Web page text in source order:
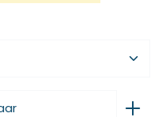
gewünschten Wert